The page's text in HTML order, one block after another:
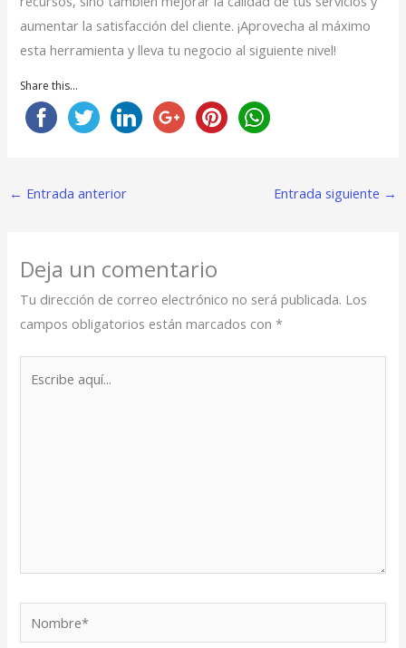
aumentar la satisfacción del cliente. ¡Aprovecha al máximo
esta herramienta y lleva tu negocio al siguiente nivel!
Share this...
← Entrada anterior Entrada siguiente →
Deja un comentario
Tu dirección de correo electrónico no será publicada. Los
campos obligatorios están marcados con*